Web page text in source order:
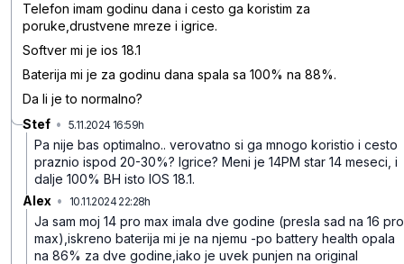
Telefon imam godinu dana i cesto ga koristim za
poruke,drustvene mreze i igrice.
Softver mi je ios 18.1
Baterija mi je za godinu dana spala sa 100% na 88%.
Da li je to normalno?
Stef • 5.11.2024 16:59h
Pa nije bas optimalno.. verovatno si ga mnogo koristio i cesto
praznio ispod 20-30%? Igrice? Meni je 14PM star 14 meseci, i
dalje 100% BH isto IOS 18.1.
Alex • 10.11.2024 22:28h
Ja sam moj 14 pro max imala dve godine (presla sad na 16 pro
max),iskreno baterija mi je na njemu -po battery health opala
na 86% za dve godine,iako je uvek punjen na original